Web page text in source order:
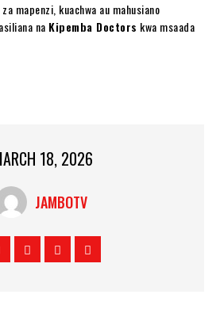
mapenzi, kuachwa au mahusiano
na Kipemba Doctors kwa msaada
18, 2026
JAMBOTV